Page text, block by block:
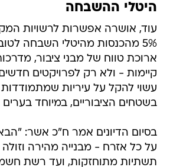
היטלי ההשבחה
עוד, אושרה אפשרות לרשויות
5% מהכנסות מהיטלי השבחה
ארוכת טווח של מבני ציבור,
קיימות - ולא רק לפרויקטים
עשוי להקל על עיריות
בשטחים הציבוריים, במיוחד בערים
בסיום הדיונים אמר ח"כ אשר:
על כל אזרח - מבנייה מהירה וזולה
תשתיות מתוחזקות, ועד רשת